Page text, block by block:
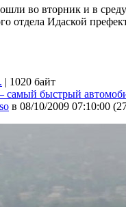
во вторник и в
отдела Идаской
| 1020 байт
самый быстрый
в 08/10/2009 07:10:00 (